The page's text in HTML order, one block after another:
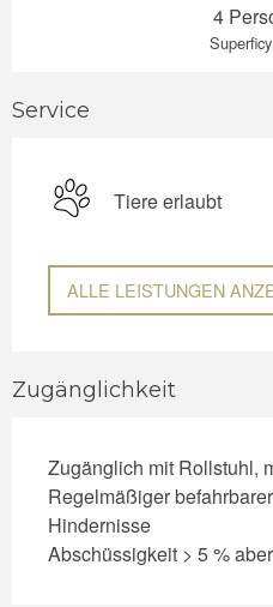
4
Service
Tiere erlaubt
ALLE LEISTUNGEN
Zugänglichkeit
Zugänglich mit Rollstuhl,
Regelmäßiger
Hindernisse
Abschüssigkeit > 5 %